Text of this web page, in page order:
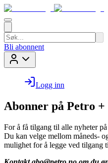
Bli abonnent
Logg inn
Abonner på Petro +
For å få tilgang til alle nyheter
Du kan velge mellom måneds-
mulighet for å legge ved tilgang